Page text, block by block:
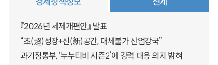
『2026년 세제개편안』 발표
“초(超)성장+신(新)공간, 대체불가 산업강국”
과기정통부, ‘누누티비 시즌2’에 강력 대응 의지 밝혀